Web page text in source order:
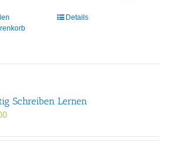
Details
Schreiben Lernen